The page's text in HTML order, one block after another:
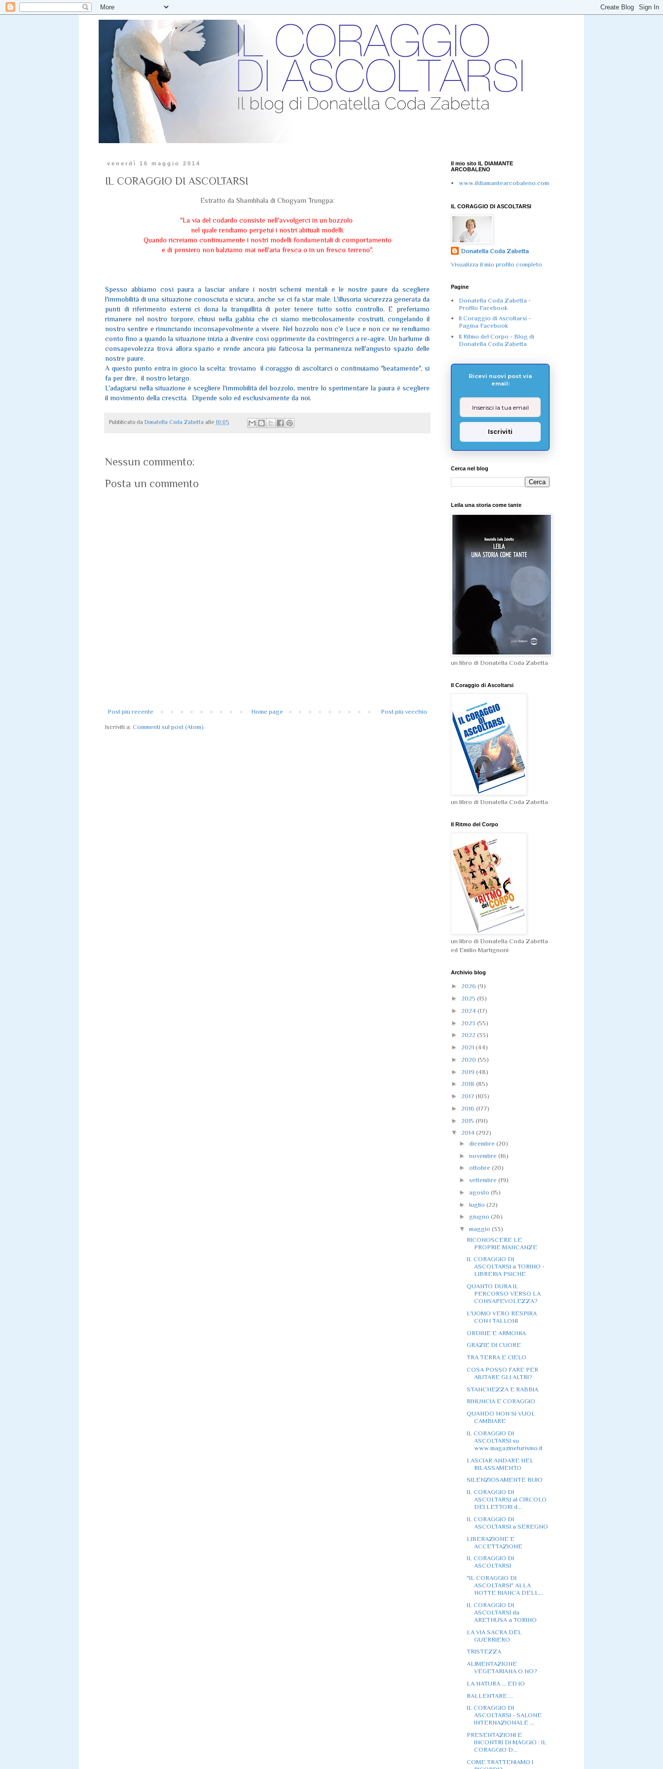
venerdì 16 maggio 2014
IL CORAGGIO DI ASCOLTARSI
Estratto da Shambhala di Chogyam Trungpa:
"La via del codardo consiste nell'avvolgerci in un bozzolo
nel quale rendiamo perpetui i nostri abituali modelli.
Quando ricreiamo continuamente i nostri modelli fondamentali di comportamento
e di pensiero non balziamo mai nell'aria fresca o in un fresco terreno".
Spesso abbiamo così paura a lasciar andare i nostri schemi mentali e le nostre paure da scegliere
l'immobilità di una situazione conosciuta e sicura, anche se ci fa star male. L'illusoria sicurezza generata da
punti di riferimento esterni ci dona la tranquillità di poter tenere tutto sotto controllo. E preferiamo
rimanere nel nostro torpore, chiusi nella gabbia che ci siamo meticolosamente costruiti, congelando il
nostro sentire e rinunciando inconsapevolmente a vivere. Nel bozzolo non c'è Luce e non ce ne rendiamo
conto fino a quando la situazione inizia a divenire così opprimente da costringerci a re-agire. Un barlume di
consapevolezza trova allora spazio e rende ancora più faticosa la permanenza nell'angusto spazio delle
nostre paure.
A questo punto entra in gioco la scelta: troviamo il coraggio di ascoltarci o continuiamo "beatamente", si
fa per dire, il nostro letargo.
L'adagiarsi nella situazione è scegliere l'immobilità del bozzolo, mentre lo sperimentare la paura è scegliere
il movimento della crescita. Dipende solo ed esclusivamente da noi.
Pubblicato da Donatella Coda Zabetta alle 10:05
Nessun commento:
Posta un commento
Post più recente Post più vecchio
Home page
Iscriviti a: Commenti sul post (Atom)
Il mio sito IL DIAMANTE
ARCOBALENO
www.ildiamantearcobaleno.com
IL CORAGGIO DI ASCOLTARSI
Donatella Coda Zabetta
Visualizza il mio profilo completo
Pagine
Donatella Coda Zabetta -
Profilo Facebook
Il Coraggio di Ascoltarsi -
Pagina Facebook
Il Ritmo del Corpo - Blog di
Donatella Coda Zabetta
Ricevi nuovi post via
email:
Iscriviti
Cerca nel blog
Leila una storia come tante
un libro di Donatella Coda Zabetta
Il Coraggio di Ascoltarsi
un libro di Donatella Coda Zabetta
Il Ritmo del Corpo
un libro di Donatella Coda Zabetta
ed Emilio Martignoni
Archivio blog
► 2026 (9)
► 2025 (13)
► 2024 (17)
► 2023 (55)
► 2022 (33)
► 2021 (44)
► 2020 (55)
► 2019 (48)
► 2018 (85)
► 2017 (103)
► 2016 (177)
► 2015 (191)
▼ 2014 (292)
► dicembre (20)
► novembre (16)
► ottobre (20)
► settembre (19)
► agosto (15)
► luglio (22)
► giugno (26)
▼ maggio (33)
RICONOSCERE LE
PROPRIE MANCANZE
IL CORAGGIO DI
ASCOLTARSI a TORINO -
LIBRERIA PSICHE
QUANTO DURA IL
PERCORSO VERSO LA
CONSAPEVOLEZZA?
L'UOMO VERO RESPIRA
CON I TALLONI
ORDINE E ARMONIA
GRAZIE DI CUORE
TRA TERRA E CIELO
COSA POSSO FARE PER
AIUTARE GLI ALTRI?
STANCHEZZA E RABBIA
RINUNCIA E CORAGGIO
QUANDO NON SI VUOL
CAMBIARE
IL CORAGGIO DI
ASCOLTARSI su
www.magazineturismo.it
LASCIAR ANDARE NEL
RILASSAMENTO
SILENZIOSAMENTE BUIO
IL CORAGGIO DI
ASCOLTARSI al CIRCOLO
DEI LETTORI d...
IL CORAGGIO DI
ASCOLTARSI a SEREGNO
LIBERAZIONE E
ACCETTAZIONE
IL CORAGGIO DI
ASCOLTARSI
"IL CORAGGIO DI
ASCOLTARSI" ALLA
NOTTE BIANCA DELL...
IL CORAGGIO DI
ASCOLTARSI da
ARETHUSA a TORINO
LA VIA SACRA DEL
GUERRIERO
TRISTEZZA
ALIMENTAZIONE
VEGETARIANA O NO?
LA NATURA ... ED IO
RALLENTARE ...
IL CORAGGIO DI
ASCOLTARSI - SALONE
INTERNAZIONALE ...
PRESENTAZIONI E
INCONTRI DI MAGGIO : IL
CORAGGIO D...
COME TRATTENIAMO I